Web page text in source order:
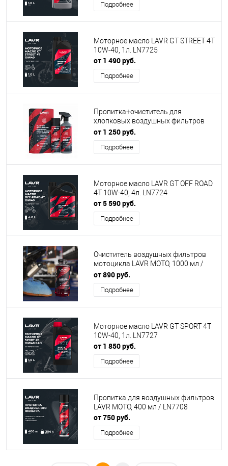
Подробнее
Моторное масло LAVR GT STREET 4T
10W-40, 1л. LN7725
от 1 490 руб.
Подробнее
Пропитка+очиститель для
хлопковых воздушных фильтров
LAVR MOTO 335/500 мл / Ln7777
от 1 250 руб.
Подробнее
Моторное масло LAVR GT OFF ROAD
4T 10W-40, 4л. LN7724
от 5 590 руб.
Подробнее
Очиститель воздушных фильтров
мотоцикла LAVR MOTO, 1000 мл /
LN7706
от 890 руб.
Подробнее
Моторное масло LAVR GT SPORT 4T
10W-40, 1л. LN7727
от 1 850 руб.
Подробнее
Пропитка для воздушных фильтров
LAVR MOTO, 400 мл / LN7708
от 750 руб.
Подробнее